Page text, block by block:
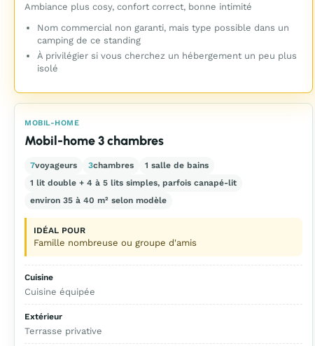
MOBIL-HOME
Mobil-home 3 chambres
7voyageurs 3chambres
1 salle de bains
1 lit double + 4 à 5 lits simples, parfois canapé-lit
environ 35 à 40 m² selon modèle
IDÉAL POUR
Famille nombreuse ou groupe d'amis
Cuisine
Cuisine équipée
Extérieur
Terrasse privative
Ambiance plus cosy, confort correct, bonne intimité
Nom commercial non garanti, mais type possible dans un
camping de ce standing
À privilégier si vous cherchez un hébergement un peu plus
isolé